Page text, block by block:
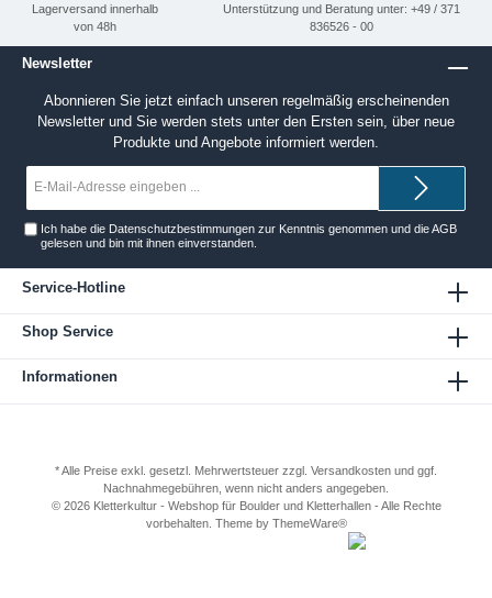
Lagerversand innerhalb
von 48h
Unterstützung und Beratung unter: +49 / 371
836526 - 00
Newsletter
Abonnieren Sie jetzt einfach unseren regelmäßig erscheinenden
Newsletter und Sie werden stets unter den Ersten sein, über neue
Produkte und Angebote informiert werden.
Ich habe die Datenschutzbestimmungen zur Kenntnis genommen und dieAGB
gelesen und bin mit ihnen einverstanden.
Service-Hotline
Shop Service
Informationen
* Alle Preise exkl. gesetzl. Mehrwertsteuer zzgl. Versandkosten und ggf.
Nachnahmegebühren, wenn nicht anders angegeben.
© 2026 Kletterkultur - Webshop für Boulder und Kletterhallen - Alle Rechte
vorbehalten. Theme by ThemeWare®